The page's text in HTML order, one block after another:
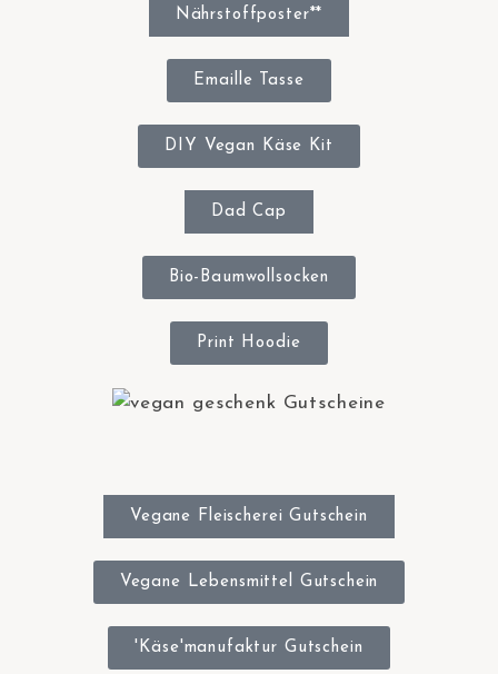
Nährstoffposter**
Emaille Tasse
DIY Vegan Käse Kit
Dad Cap
Bio-Baumwollsocken
Print Hoodie
Vegane Fleischerei Gutschein
Vegane Lebensmittel Gutschein
'Käse'manufaktur Gutschein